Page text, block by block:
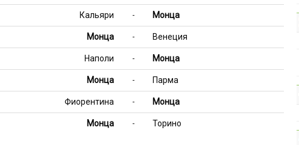
Кальяри - Монца
Монца - Венеция
Наполи - Монца
Монца - Парма
Фиорентина - Монца
Монца - Торино